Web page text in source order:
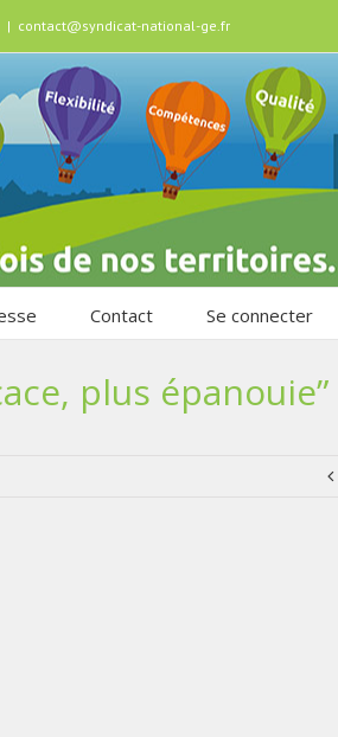
| contact@syndicat-national-ge.fr
Contact Se connecter
plus épanouie”